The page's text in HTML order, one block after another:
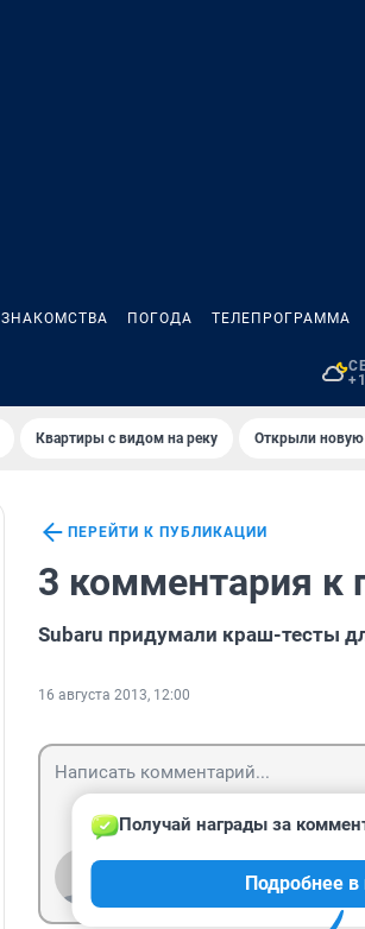
ЗНАКОМСТВА ПОГОДА ТЕЛЕПРОГРАММА
Квартиры с видом на реку Открыли новую
ПЕРЕЙТИ К ПУБЛИКАЦИИ
3 комментария к
Subaru придумали краш-тесты
16 августа 2013, 12:00
Получай награды за
Подробнее